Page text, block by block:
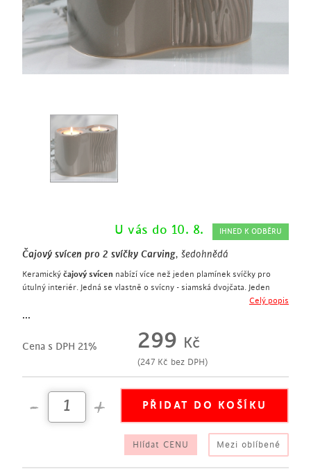
U vás do 10. 8. IHNED K ODBĚRU
Čajový svícen pro 2 svíčky Carving, šedohnědá
Keramický čajový svícen nabízí více než jeden plamínek svíčky pro
útulný interiér. Jedná se vlastně o svícny - siamská dvojčata. Jeden
hladký a jeden vroubkovaný čajový svícen jsou spojené v jeden celek a
...
Celý popis
Cena s DPH 21% 299 Kč
(247 Kč bez DPH)
Hlídat CENU Mezi oblíbené